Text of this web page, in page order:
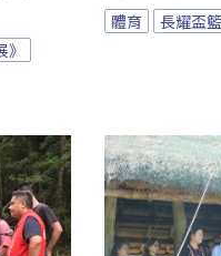
體育 長耀盃